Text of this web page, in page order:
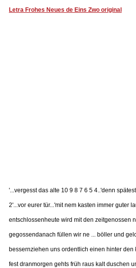
Letra Frohes Neues de Eins Zwo original
'...vergesst das alte 10 9 8 7 6 5 4..'denn
2'...vor eurer tür...'mit nem kasten immer guter
entschlossenheute wird mit den zeitgenossen
gegossendanach füllen wir ne ... böller und
bessernziehen uns ordentlich einen hinter den
fest dranmorgen gehts früh raus kalt duschen